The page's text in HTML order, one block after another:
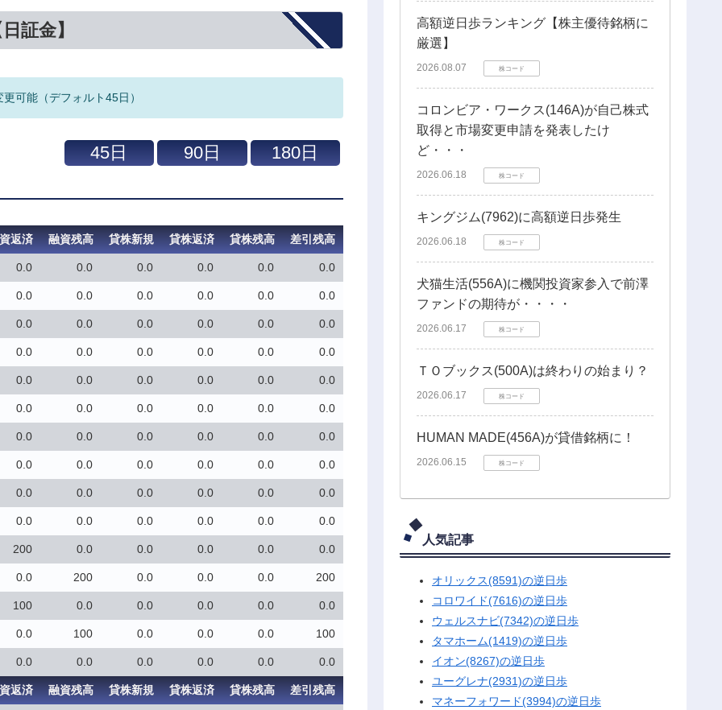
証金】
可能（デフォルト45日）
返済 融資残高 貸株新規 貸株返済 貸株残高 差引残高
0.0 0.0 0.0 0.0 0.0 0.0
0.0 0.0 0.0 0.0 0.0 0.0
0.0 0.0 0.0 0.0 0.0 0.0
0.0 0.0 0.0 0.0 0.0 0.0
0.0 0.0 0.0 0.0 0.0 0.0
0.0 0.0 0.0 0.0 0.0 0.0
0.0 0.0 0.0 0.0 0.0 0.0
0.0 0.0 0.0 0.0 0.0 0.0
0.0 0.0 0.0 0.0 0.0 0.0
0.0 0.0 0.0 0.0 0.0 0.0
200 0.0 0.0 0.0 0.0 0.0
0.0 200 0.0 0.0 0.0 200
100 0.0 0.0 0.0 0.0 0.0
0.0 100 0.0 0.0 0.0 100
0.0 0.0 0.0 0.0 0.0 0.0
返済 融資残高 貸株新規 貸株返済 貸株残高 差引残高
高額逆日歩ランキング【株主優待銘柄に
厳選】
2026.08.07 株コード
コロンビア・ワークス(146A)が自己株式
取得と市場変更申請を発表したけ
ど・・・
2026.06.18 株コード
キングジム(7962)に高額逆日歩発生
2026.06.18 株コード
犬猫生活(556A)に機関投資家参入で前澤
ファンドの期待が・・・・
2026.06.17 株コード
ＴＯブックス(500A)は終わりの始まり？
2026.06.17 株コード
HUMAN MADE(456A)が貸借銘柄に！
2026.06.15 株コード
人気記事
オリックス(8591)の逆日歩
コロワイド(7616)の逆日歩
ウェルスナビ(7342)の逆日歩
タマホーム(1419)の逆日歩
イオン(8267)の逆日歩
ユーグレナ(2931)の逆日歩
マネーフォワード(3994)の逆日歩